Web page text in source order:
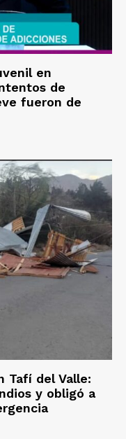
en
de
fueron de
Tafí del Valle:
y obligó a